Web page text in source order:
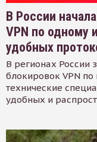
В России
VPN по одному
удобных
В регионах России
блокировок VPN
технические
удобных и